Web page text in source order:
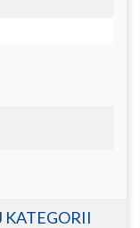
KATEGORII